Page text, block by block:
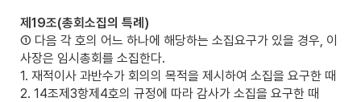
제19조(총회소집의 특례)
① 다음 각 호의 어느 하나에 해당하는 소집요구가 있을 경우, 이
사장은 임시총회를 소집한다.
1. 재적이사 과반수가 회의의 목적을 제시하여 소집을 요구한 때
2. 14조제3항제4호의 규정에 따라 감사가 소집을 요구한 때